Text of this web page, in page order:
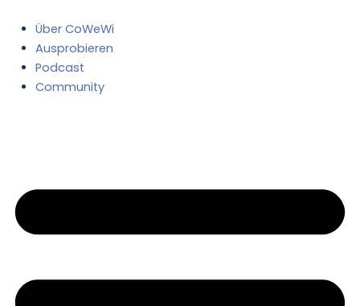
Inhalt
springen
Über CoWeWi
Ausprobieren
Podcast
Community
pagination